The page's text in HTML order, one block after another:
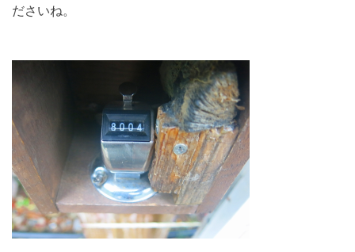
ださいね。